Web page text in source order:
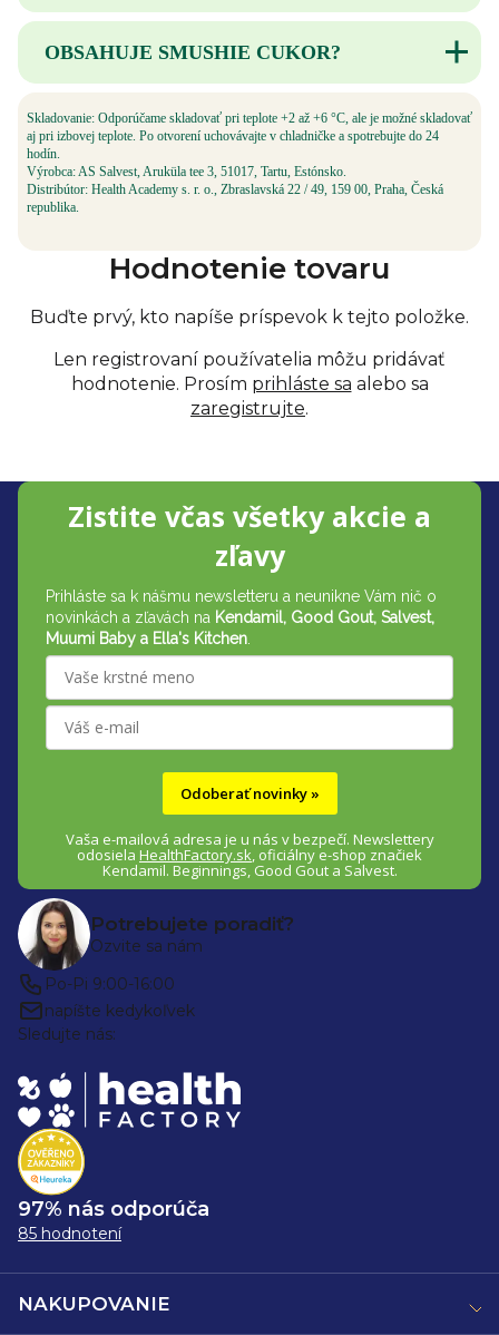
v chladničke a spotrebujte do 24 hodín.
Niektoré príchute obsahujú alergény, preto
pred konzumáciou vždy skontrolujte
zloženie.
OBSAHUJE SMUSHIE CUKOR?
V kapsičkách je len prirodzene sa
vyskytujúci cukor z obsiahnutého ovocia.
Skladovanie: Odporúčame skladovať pri teplote +2 až +6 °C, ale je možné skladovať
aj pri izbovej teplote. Po otvorení uchovávajte v chladničke a spotrebujte do 24
hodín.
Výrobca: AS Salvest, Aruküla tee 3, 51017, Tartu, Estónsko.
Distribútor: Health Academy s. r. o., Zbraslavská 22 / 49, 159 00, Praha, Česká
republika.
Hodnotenie tovaru
Buďte prvý, kto napíše príspevok k tejto položke.
Len registrovaní používatelia môžu pridávať
hodnotenie. Prosím prihláste sa alebo sa
zaregistrujte.
ZápätieZistite včas všetky akcie a
zľavy
Prihláste sa k nášmu newsletteru a neunikne Vám nič o
novinkách a zľavách na Kendamil, Good Gout, Salvest,
Muumi Baby a Ella's Kitchen.
Odoberať novinky »
Vaša e-mailová adresa je u nás v bezpečí. Newslettery
odosiela HealthFactory.sk, oficiálny e-shop značiek
Kendamil. Beginnings, Good Gout a Salvest.
Potrebujete poradiť?
Ozvite sa nám
Po-Pi 9:00-16:00
napíšte kedykoľvek
Sledujte nás:
97% nás odporúča
85 hodnotení
NAKUPOVANIE